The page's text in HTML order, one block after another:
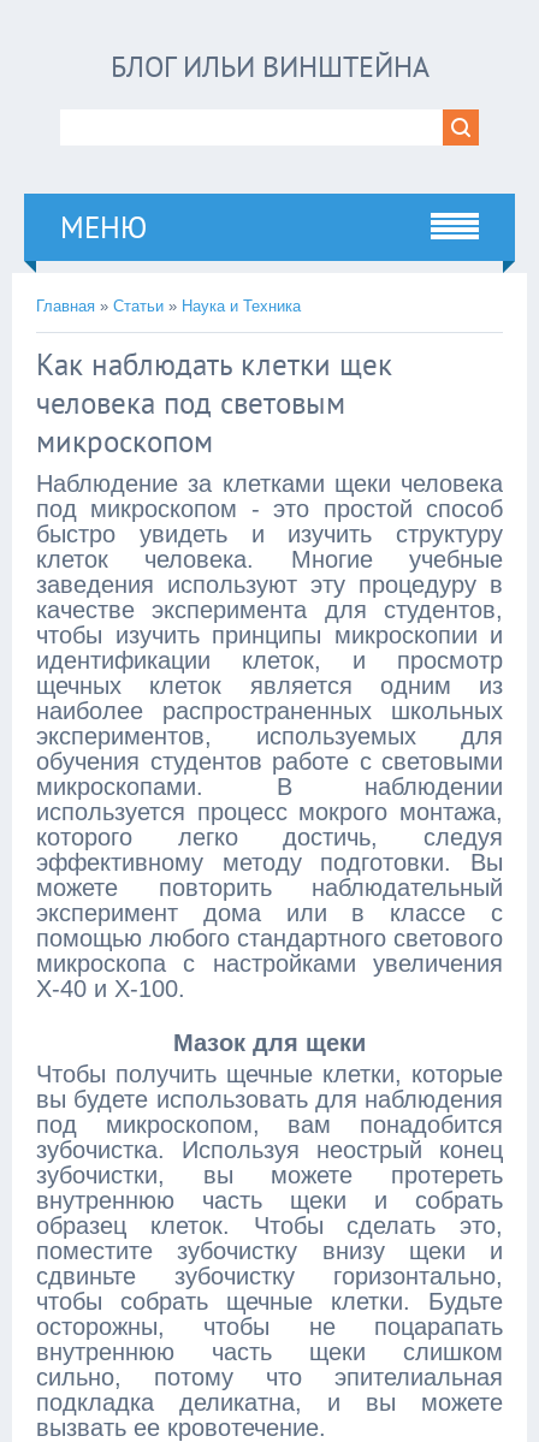
БЛОГ ИЛЬИ ВИНШТЕЙНА
МЕНЮ
Главная » Статьи » Наука и Техника
Как наблюдать клетки щек
человека под световым
микроскопом
Наблюдение за клетками щеки человека
под микроскопом - это простой способ
быстро увидеть и изучить структуру
клеток человека. Многие учебные
заведения используют эту процедуру в
качестве эксперимента для студентов,
чтобы изучить принципы микроскопии и
идентификации клеток, и просмотр
щечных клеток является одним из
наиболее распространенных школьных
экспериментов, используемых для
обучения студентов работе с световыми
микроскопами. В наблюдении
используется процесс мокрого монтажа,
которого легко достичь, следуя
эффективному методу подготовки. Вы
можете повторить наблюдательный
эксперимент дома или в классе с
помощью любого стандартного светового
микроскопа с настройками увеличения
X-40 и X-100.
Мазок для щеки
Чтобы получить щечные клетки, которые
вы будете использовать для наблюдения
под микроскопом, вам понадобится
зубочистка. Используя неострый конец
зубочистки, вы можете протереть
внутреннюю часть щеки и собрать
образец клеток. Чтобы сделать это,
поместите зубочистку внизу щеки и
сдвиньте зубочистку горизонтально,
чтобы собрать щечные клетки. Будьте
осторожны, чтобы не поцарапать
внутреннюю часть щеки слишком
сильно, потому что эпителиальная
подкладка деликатна, и вы можете
вызвать ее кровотечение.